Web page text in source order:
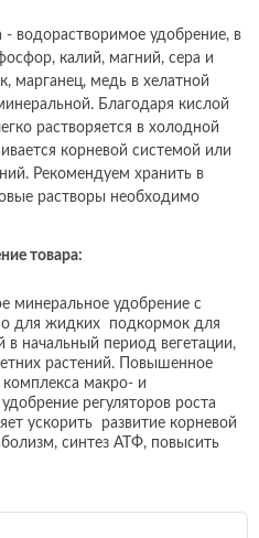
водорастворимое удобрение, в
калий, магний, сера и
марганец, медь в хелатной
Благодаря кислой
растворяется в холодной
корневой системой или
Рекомендуем хранить в
растворы необходимо
товара:
минеральное удобрение с
для жидких подкормок для
в начальный период вегетации,
растений. Повышенное
макро- и
регуляторов роста
ускорить развитие корневой
синтез АТФ, повысить